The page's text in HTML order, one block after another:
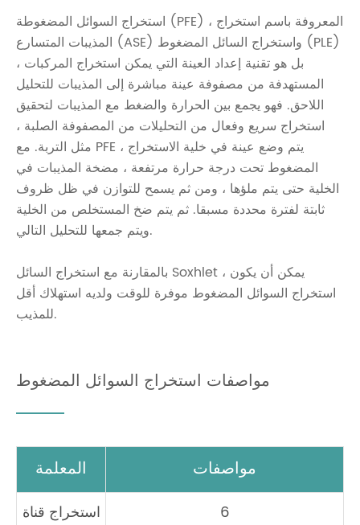
استخراج السوائل المضغوطة (PFE) ، المعروفة باسم استخراج
المذيبات المتسارع (ASE) واستخراج السائل المضغوط (PLE)
، بل هو تقنية إعداد العينة التي يمكن استخراج المركبات
المستهدفة من مصفوفة عينة مباشرة إلى المذيبات للتحليل
اللاحق. فهو يجمع بين الحرارة والضغط مع المذيبات لتحقيق
استخراج سريع وفعال من التحليلات من المصفوفة الصلبة ،
مثل التربة. مع PFE ، يتم وضع عينة في خلية الاستخراج
المضغوط تحت درجة حرارة مرتفعة ، مضخة المذيبات في
الخلية حتى يتم ملؤها ، ومن ثم يسمح للتوازن في ظل ظروف
ثابتة لفترة محددة مسبقا. ثم يتم ضخ المستخلص من الخلية
ويتم جمعها للتحليل التالي.
بالمقارنة مع استخراج السائل Soxhlet ، يمكن أن يكون
استخراج السوائل المضغوط موفرة للوقت ولديه استهلاك أقل
للمذيب.
مواصفات استخراج السوائل المضغوط
المعلمة مواصفات
استخراج قناة
6